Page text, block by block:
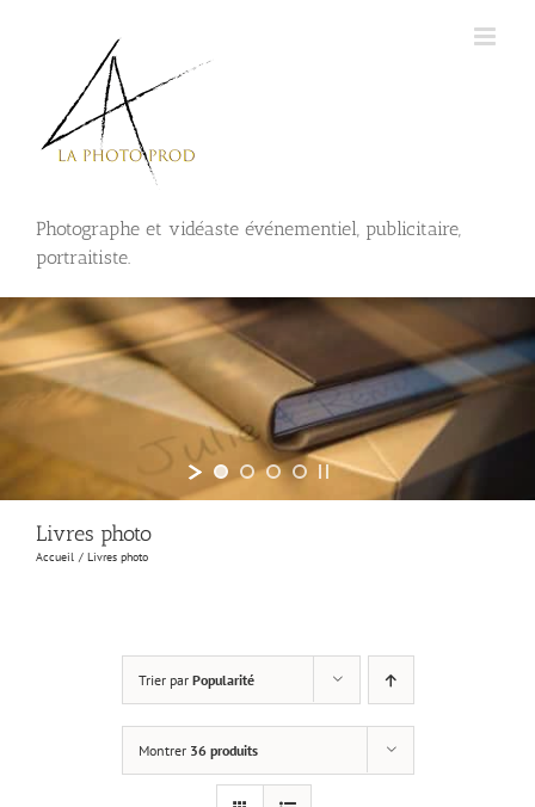
Photographe et vidéaste événementiel, publicitaire,
portraitiste.
Livres photo
Accueil Livres photo
Trier par Popularité
Montrer 36 produits